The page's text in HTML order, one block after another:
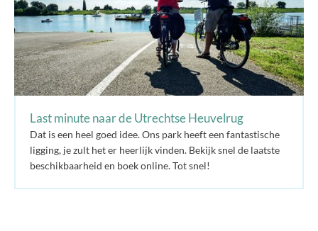
Last minute naar de Utrechtse Heuvelrug
Dat is een heel goed idee. Ons park heeft een fantastische
ligging, je zult het er heerlijk vinden. Bekijk snel de laatste
beschikbaarheid en boek online. Tot snel!